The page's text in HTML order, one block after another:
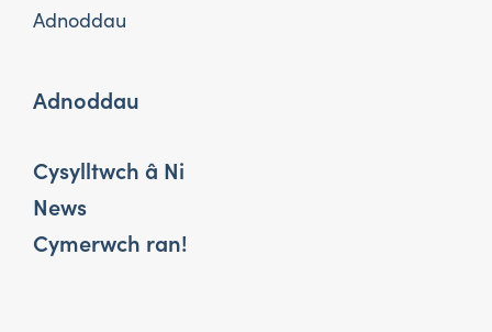
Adnoddau
Adnoddau
Cysylltwch â Ni
News
Cymerwch ran!